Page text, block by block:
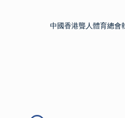
中國香港聾人體育總會